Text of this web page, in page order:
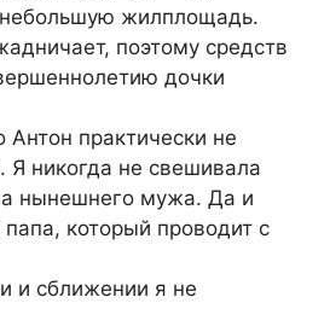
жилплощадь.
поэтому средств
дочки
Антон практически не
Я никогда не свешивала
нынешнего мужа. Да и
который проводит с
и сближении я не